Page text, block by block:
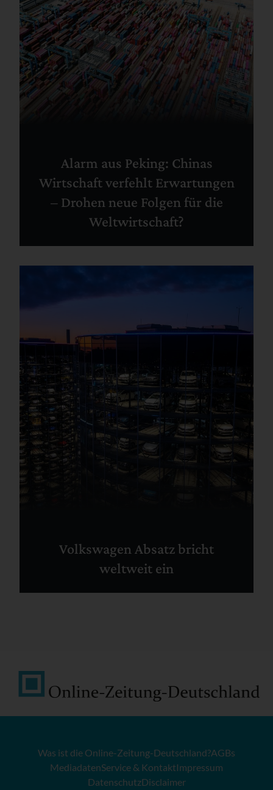
Alarm aus Peking: Chinas
Wirtschaft verfehlt Erwartungen
– Drohen neue Folgen für die
Weltwirtschaft?
Volkswagen Absatz bricht
weltweit ein
Was ist die Online-Zeitung-Deutschland?AGBs
MediadatenService & KontaktImpressum
DatenschutzDisclaimer